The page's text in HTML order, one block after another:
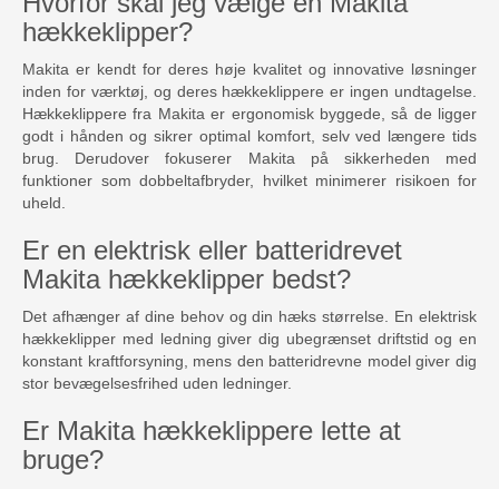
hækkeklipper?
Makita er kendt for deres høje kvalitet og innovative løsninger
inden for værktøj, og deres hækkeklippere er ingen undtagelse.
Hækkeklippere fra Makita er ergonomisk byggede, så de ligger
godt i hånden og sikrer optimal komfort, selv ved længere tids
brug. Derudover fokuserer Makita på sikkerheden med
funktioner som dobbeltafbryder, hvilket minimerer risikoen for
uheld.
Er en elektrisk eller batteridrevet
Makita hækkeklipper bedst?
Det afhænger af dine behov og din hæks størrelse. En elektrisk
hækkeklipper med ledning giver dig ubegrænset driftstid og en
konstant kraftforsyning, mens den batteridrevne model giver dig
stor bevægelsesfrihed uden ledninger.
Er Makita hækkeklippere lette at
bruge?